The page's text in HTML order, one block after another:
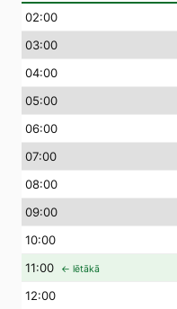
02:00
03:00
04:00
05:00
06:00
07:00
08:00
09:00
10:00
11:00 ← lētākā
12:00